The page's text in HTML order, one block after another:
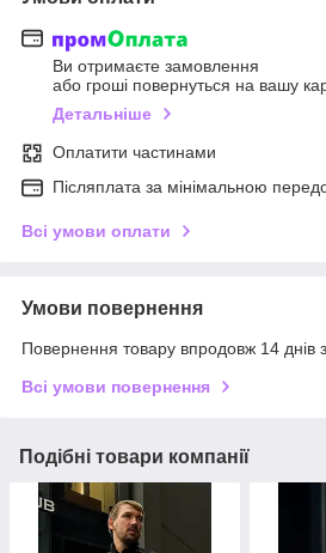
Ви отримаєте замовлення
або гроші повернуться на вашу
Детальніше
Оплатити частинами
Післяплата за мінімальною
Всі умови оплати
Умови повернення
Повернення товару впродовж 14 днів
Всі умови повернення
Подібні товари компанії